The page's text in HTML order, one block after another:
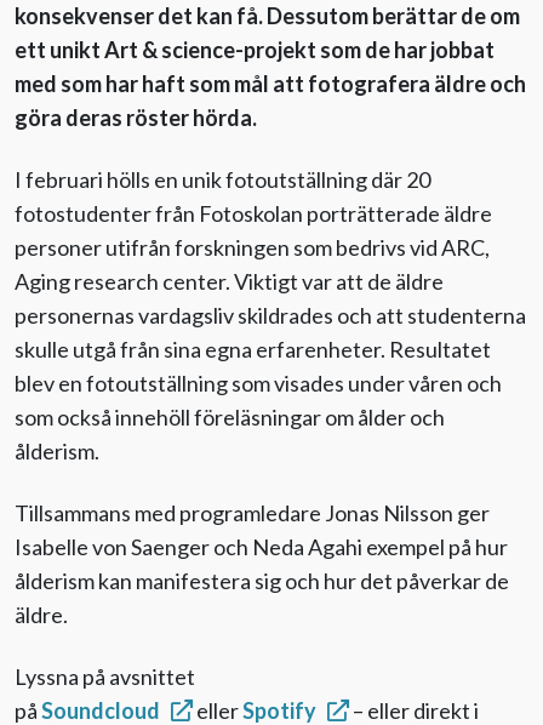
konsekvenser det kan få. Dessutom berättar de om
ett unikt Art & science-projekt som de har jobbat
med som har haft som mål att fotografera äldre och
göra deras röster hörda.
I februari hölls en unik fotoutställning där 20
fotostudenter från Fotoskolan porträtterade äldre
personer utifrån forskningen som bedrivs vid ARC,
Aging research center. Viktigt var att de äldre
personernas vardagsliv skildrades och att studenterna
skulle utgå från sina egna erfarenheter. Resultatet
blev en fotoutställning som visades under våren och
som också innehöll föreläsningar om ålder och
ålderism.
Tillsammans med programledare Jonas Nilsson ger
Isabelle von Saenger och Neda Agahi exempel på hur
ålderism kan manifestera sig och hur det påverkar de
äldre.
Lyssna på avsnittet
påSoundcloud ellerSpotify
– eller direkt i